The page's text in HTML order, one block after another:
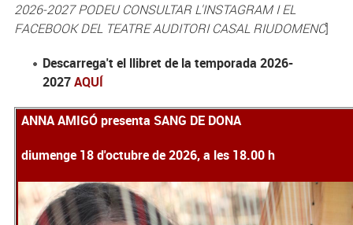
2026-2027 PODEU CONSULTAR L'INSTAGRAM I EL
FACEBOOK DEL TEATRE AUDITORI CASAL RIUDOMENC]
Descarrega't el llibret de la temporada 2026-
2027AQUÍ
ANNA AMIGÓ presenta SANG DE DONA
diumenge 18 d'octubre de 2026, a les 18.00 h